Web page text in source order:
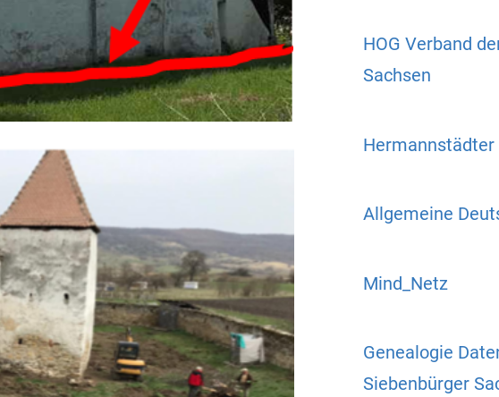
HOG Verband
Sachsen
Hermannstädter
Allgemeine
Mind_Netz
Genealogie
Siebenbürger